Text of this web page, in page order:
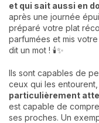
et qui sait aussi en
après une journée
préparé votre plat
parfumées et mis
dit un mot ! 🕯️✨
Ils sont capables de
ceux qui les
particulièrement
est capable de
ses proches. Un